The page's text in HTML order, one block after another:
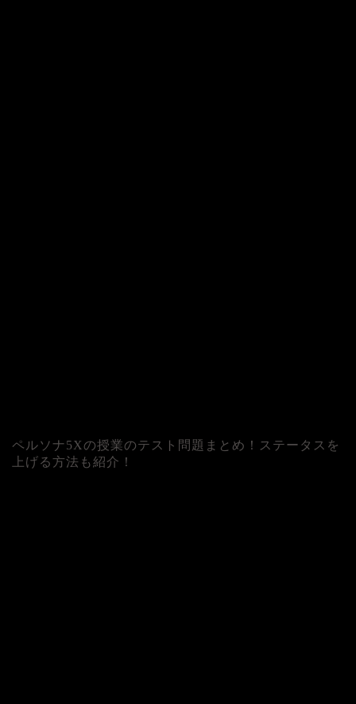
ペルソナ5Xの授業のテスト問題まとめ！ステータスを
上げる方法も紹介！